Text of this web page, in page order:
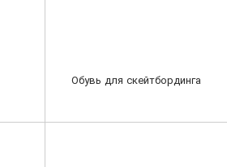
Обувь для скейтбординга